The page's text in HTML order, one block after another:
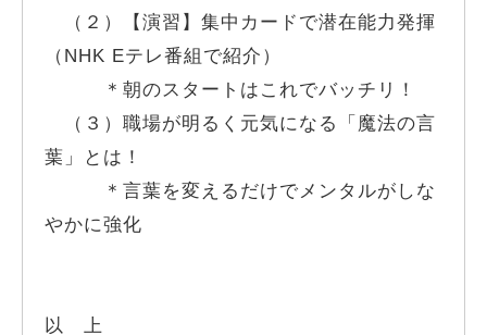
（２）【演習】集中カードで潜在能力発揮
（NHK Eテレ番組で紹介）
＊朝のスタートはこれでバッチリ！
（３）職場が明るく元気になる「魔法の言
葉」とは！
＊言葉を変えるだけでメンタルがしな
やかに強化
以 上